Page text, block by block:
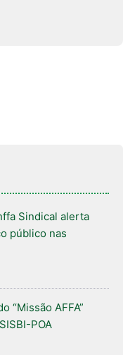
Sindical alerta
público nas
“Missão AFFA”
POA